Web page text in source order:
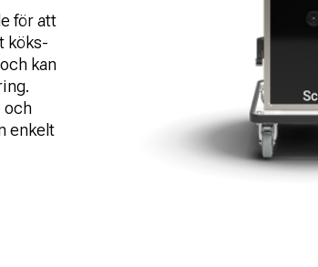
för att
köks-
kan
och
enkelt